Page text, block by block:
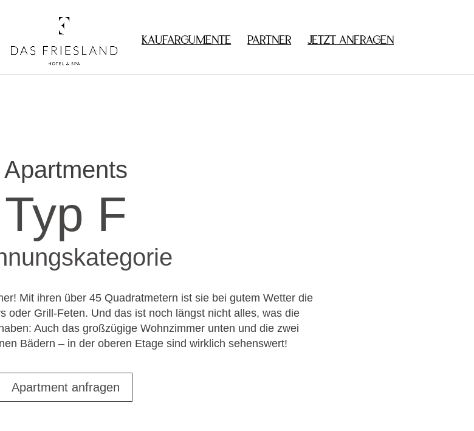
KAUFARGUMENTE PARTNER JETZT ANFRAGEN
Apartments
Typ F
Mit ihren über 45 Quadratmetern ist sie bei gutem Wetter die
oder Grill-Feten. Und das ist noch längst nicht alles, was die
Auch das großzügige Wohnzimmer unten und die zwei
Bädern – in der oberen Etage sind wirklich sehenswert!
Apartment anfragen